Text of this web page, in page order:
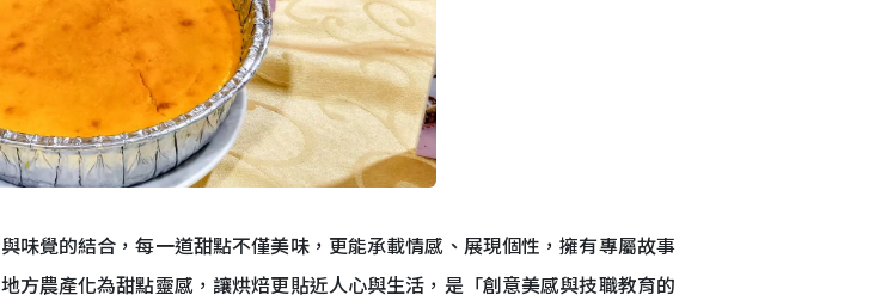
味覺的結合，每一道甜點不僅美味，更能承載情感、展現個性，擁有專屬故事
方農產化為甜點靈感，讓烘焙更貼近人心與生活，是「創意美感與技職教育的